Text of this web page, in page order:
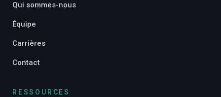
Qui sommes-nous
Équipe
Carrières
Contact
RESSOURCES